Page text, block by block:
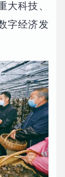
大科技、
字经济发